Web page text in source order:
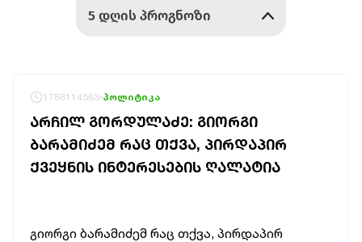
1786114563 პოლიტიკა
ᲐᲠᲩᲘᲚ ᲒᲝᲠᲓᲣᲚᲐᲫᲔ: ᲒᲘᲝᲠᲒᲘ
ᲑᲐᲠᲐᲛᲘᲫᲔᲛ ᲠᲐᲪ ᲗᲥᲕᲐ, ᲞᲘᲠᲓᲐᲞᲘᲠ
ᲥᲕᲔᲧᲜᲘᲡ ᲘᲜᲢᲔᲠᲔᲡᲔᲑᲘᲡ ᲦᲐᲚᲐᲢᲘᲐ
გიორგი ბარამიძემ რაც თქვა, პირდაპირ